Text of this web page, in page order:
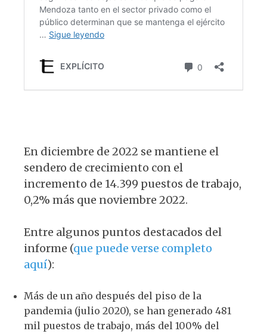
En diciembre de 2022 se mantiene el
sendero de crecimiento con el
incremento de 14.399 puestos de trabajo,
0,2% más que noviembre 2022.
Entre algunos puntos destacados del
informe (que puede verse completo
aquí):
Más de un año después del piso de la
pandemia (julio 2020), se han generado 481
mil puestos de trabajo, más del 100% del